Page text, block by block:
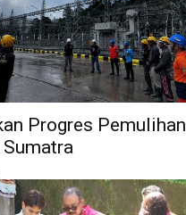
Progres Pemulihan